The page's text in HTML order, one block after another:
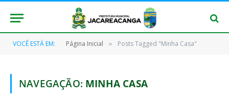
VOCÊ ESTÁ EM: Página Inicial » Posts Tagged "Minha Casa"
NAVEGAÇÃO: MINHA CASA